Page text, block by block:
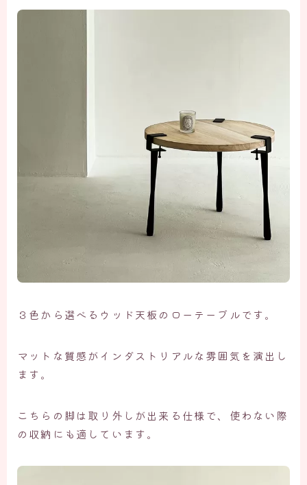
３色から選べるウッド天板のローテーブルです。
マットな質感がインダストリアルな雰囲気を演出し
ます。
こちらの脚は取り外しが出来る仕様で、使わない際
の収納にも適しています。